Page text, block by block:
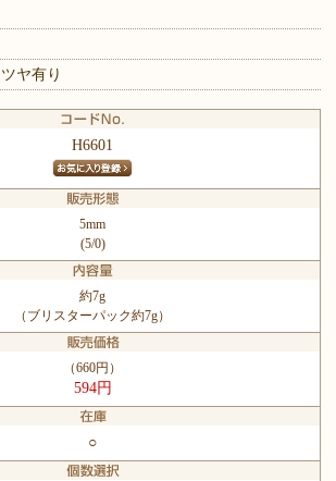
ヤ有り
H6601
5mm
(5/0)
約7g
（ブリスターパック約7g）
（660円）
594円
○